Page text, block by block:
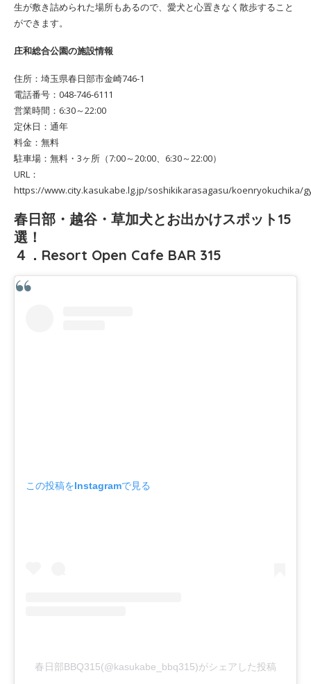
生が敷き詰められた場所もあるので、愛犬と心置きなく散歩すること
ができます。
庄和総合公園の施設情報
住所：埼玉県春日部市金崎746-1
電話番号：048-746-6111
営業時間：6:30～22:00
定休日：通年
料金：無料
駐車場：無料・3ヶ所（7:00～20:00、6:30～22:00）
URL：
https://www.city.kasukabe.lg.jp/soshikikarasagasu/koenryokuchika/
春日部・越谷・草加犬とお出かけスポット15
選！
４．Resort Open Cafe BAR 315
この投稿をInstagramで見る
春日部BBQ315(@kasukabe_bbq315)がシェアした投稿